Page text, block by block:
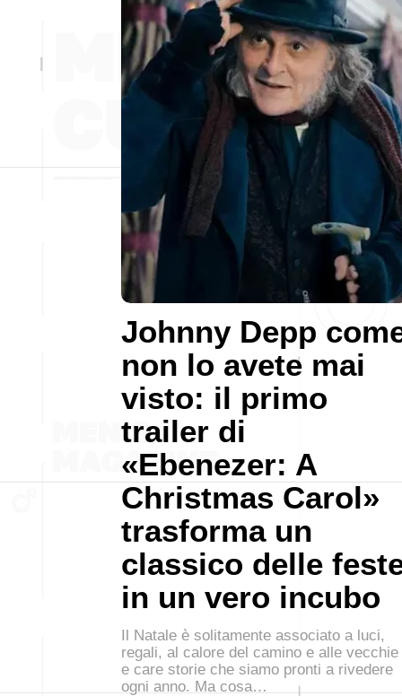
Johnny Depp
non lo avete mai
visto: il primo
trailer di
«Ebenezer: A
Christmas Carol»
trasforma un
classico delle
in un vero incubo
Il Natale è solitamente associato a luci,
regali, al calore del camino e alle vecchie
e care storie che siamo pronti a rivedere
ogni anno. Ma cosa…